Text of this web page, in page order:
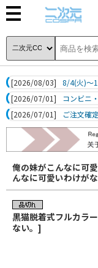
[2026/08/03]
8/4(火)～
[2026/07/01]
コンビニ
[2026/07/01]
ご注文確
俺の妹がこんなに可
んなに可愛いわけがな
黒猫脱着式フルカラ
ない。]